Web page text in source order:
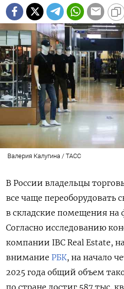
Валерия Калугина / ТАСС
В России владельцы
все чаще переоборудовать
в складские помещения на
Согласно исследованию
компании IBC Real Estate,
внимание РБК, на начало
2025 года общий объем
по стране достиг 587 тыс.